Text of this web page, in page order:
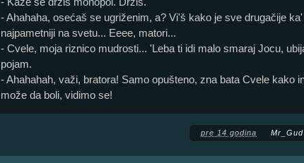
- Ahahaha, osećaš se ugriženim, a? Vi'š kako je sve drugačije
najpametniji na svetu... Eeee, matori...
- Cvele, moja riznico mudrosti... 'Leba ti idi malo smaraj Jocu,
pojam.
- Ahahahah, važi, bratora! Samo opušteno, zna bata Cvele kako
može da boli, vidimo se!
pre 14 godina Mr_Gud